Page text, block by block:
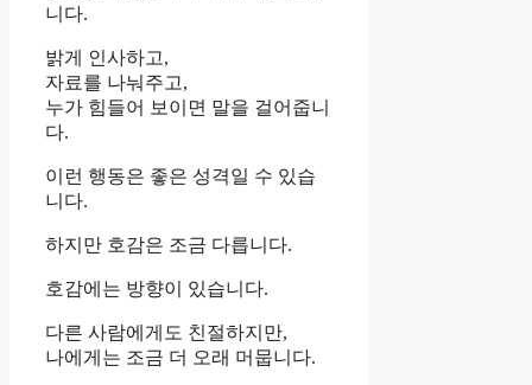
니다.
밝게 인사하고,
자료를 나눠주고,
누가 힘들어 보이면 말을 걸어줍니
다.
이런 행동은 좋은 성격일 수 있습
니다.
하지만 호감은 조금 다릅니다.
호감에는 방향이 있습니다.
다른 사람에게도 친절하지만,
나에게는 조금 더 오래 머뭅니다.